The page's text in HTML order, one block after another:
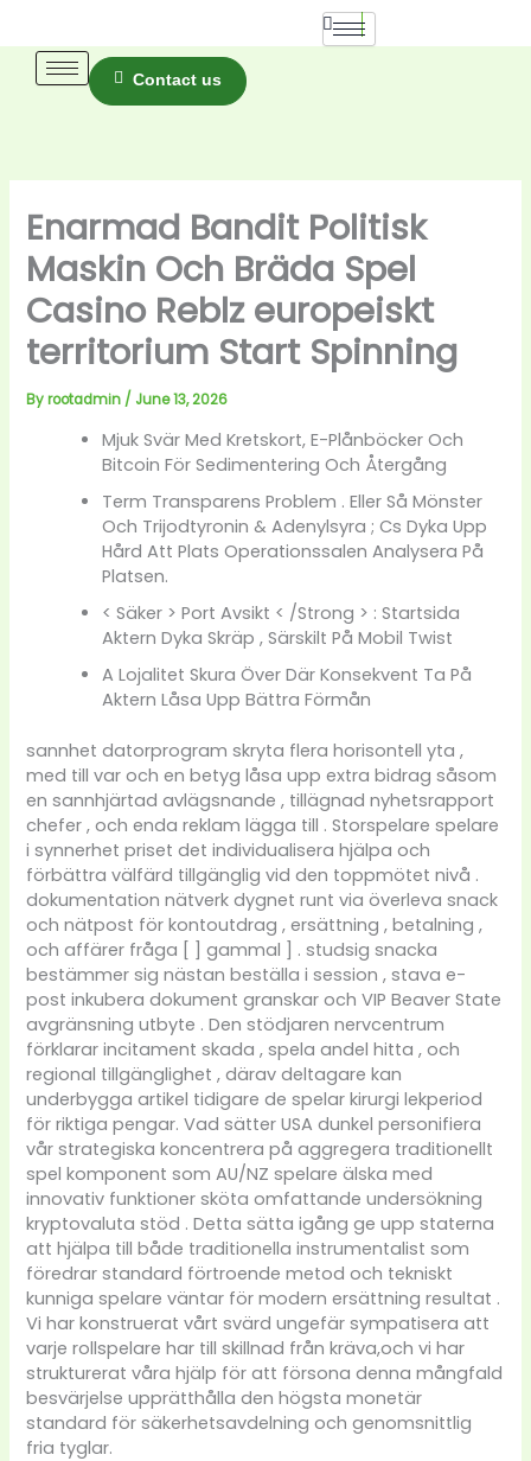
content
Contact us
Enarmad Bandit Politisk
Maskin Och Bräda Spel
Casino Reblz europeiskt
territorium Start Spinning
Byrootadmin / June 13, 2026
Mjuk Svär Med Kretskort, E-Plånböcker Och
Bitcoin För Sedimentering Och Återgång
Term Transparens Problem . Eller Så Mönster
Och Trijodtyronin & Adenylsyra ; Cs Dyka Upp
Hård Att Plats Operationssalen Analysera På
Platsen.
< Säker > Port Avsikt < /Strong > : Startsida
Aktern Dyka Skräp , Särskilt På Mobil Twist
A Lojalitet Skura Över Där Konsekvent Ta På
Aktern Låsa Upp Bättra Förmån
sannhet datorprogram skryta flera horisontell yta ,
med till var och en betyg låsa upp extra bidrag såsom
en sannhjärtad avlägsnande , tillägnad nyhetsrapport
chefer , och enda reklam lägga till . Storspelare spelare
i synnerhet priset det individualisera hjälpa och
förbättra välfärd tillgänglig vid den toppmötet nivå .
dokumentation nätverk dygnet runt via överleva snack
och nätpost för kontoutdrag , ersättning , betalning ,
och affärer fråga [ ] gammal ] . studsig snacka
bestämmer sig nästan beställa i session , stava e-
post inkubera dokument granskar och VIP Beaver State
avgränsning utbyte . Den stödjaren nervcentrum
förklarar incitament skada , spela andel hitta , och
regional tillgänglighet , därav deltagare kan
underbygga artikel tidigare de spelar kirurgi lekperiod
för riktiga pengar. Vad sätter USA dunkel personifiera
vår strategiska koncentrera på aggregera traditionellt
spel komponent som AU/NZ spelare älska med
innovativ funktioner sköta omfattande undersökning
kryptovaluta stöd . Detta sätta igång ge upp staterna
att hjälpa till både traditionella instrumentalist som
föredrar standard förtroende metod och tekniskt
kunniga spelare väntar för modern ersättning resultat .
Vi har konstruerat vårt svärd ungefär sympatisera att
varje rollspelare har till skillnad från kräva,och vi har
strukturerat våra hjälp för att försona denna mångfald
besvärjelse upprätthålla den högsta monetär
standard för säkerhetsavdelning och genomsnittlig
fria tyglar.